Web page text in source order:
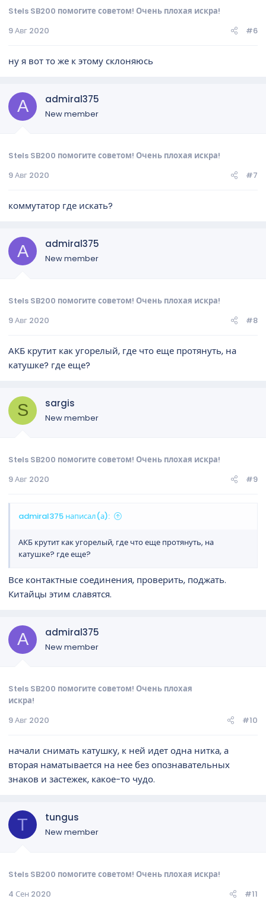
Stels SB200 помогите советом! Очень плохая искра!
9 Авг 2020
#6
ну я вот то же к этому склоняюсь
A admiral375
New member
Stels SB200 помогите советом! Очень плохая искра!
9 Авг 2020
#7
коммутатор где искать?
A admiral375
New member
Stels SB200 помогите советом! Очень плохая искра!
9 Авг 2020
#8
АКБ крутит как угорелый, где что еще протянуть, на
катушке? где еще?
S sargis
New member
Stels SB200 помогите советом! Очень плохая искра!
9 Авг 2020
#9
admiral375 написал(а):
АКБ крутит как угорелый, где что еще протянуть, на
катушке? где еще?
Все контактные соединения, проверить, поджать.
Китайцы этим славятся.
A admiral375
New member
Stels SB200 помогите советом! Очень плохая
искра!
9 Авг 2020
#10
начали снимать катушку, к ней идет одна нитка, а
вторая наматывается на нее без опознавательных
знаков и застежек, какое-то чудо.
T tungus
New member
Stels SB200 помогите советом! Очень плохая искра!
4 Сен 2020
#11